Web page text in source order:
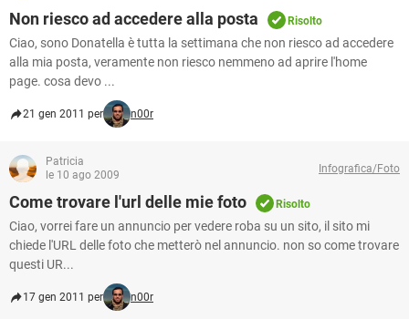
Non riesco ad accedere alla posta Risolto
Ciao, sono Donatella è tutta la settimana che non riesco ad accedere
alla mia posta, veramente non riesco nemmeno ad aprire l'home
page. cosa devo ...
21 gen 2011 per n00r
Patricia
le 10 ago 2009
Infografica/Foto
Come trovare l'url delle mie foto Risolto
Ciao, vorrei fare un annuncio per vedere roba su un sito, il sito mi
chiede l'URL delle foto che metterò nel annuncio. non so come trovare
questi UR...
17 gen 2011 per n00r